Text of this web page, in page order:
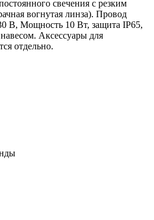
свечения с резким
вогнутая линза). Провод
В, Мощность 10 Вт, защита IP65,
Аксессуары для
отдельно.